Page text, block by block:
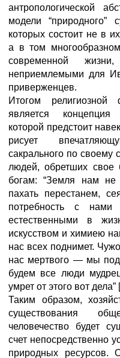
антропологической
модели “природного”
которых состоит не в
а в том
современной
неприемлемыми для
приверженцев.
Итогом
является концепция
которой предстоит
рисует
сакрального по
людей, обретших свое
богам: “Земля нам не
пахать перестанем,
потребность с
естественными в
искусством и химиею
нас всех поднимет.
нас мертвого — мы
будем все люди
умрет от этого вот дела”
Таким образом,
существования
человечество будет
счет непосредственно
природных ресурсов.